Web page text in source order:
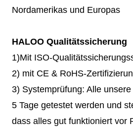
Nordamerikas und Europas
HALOO Qualitätssicherung
1)Mit ISO-
2) mit CE & RoHS-
3) Systemprüfung: Alle
5 Tage getestet werden und
dass alles gut funktioniert vor